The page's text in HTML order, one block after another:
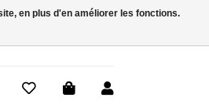
en plus d'en améliorer les fonctions.